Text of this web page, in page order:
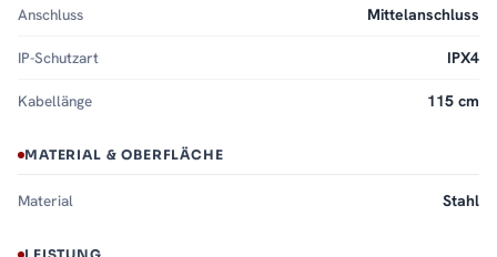
Anschluss Mittelanschluss
IP-Schutzart IPX4
Kabellänge 115 cm
MATERIAL & OBERFLÄCHE
Material Stahl